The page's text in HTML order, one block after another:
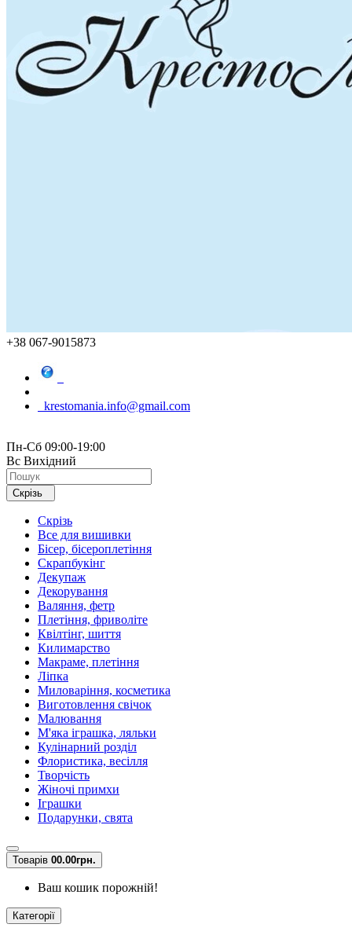
+38 067-9015873
krestomania.info@gmail.com
Пн-Сб 09:00-19:00
Вс Вихідний
Скрізь
Скрізь
Все для вишивки
Бісер, бісероплетіння
Скрапбукінг
Декупаж
Декорування
Валяння, фетр
Плетіння, фриволіте
Квілтінг, шиття
Килимарство
Макраме, плетіння
Ліпка
Миловаріння, косметика
Виготовлення свічок
Малювання
М'яка іграшка, ляльки
Кулінарний розділ
Флористика, весілля
Творчість
Жіночі примхи
Іграшки
Подарунки, свята
Товарів 00.00грн.
Ваш кошик порожній!
Категорії